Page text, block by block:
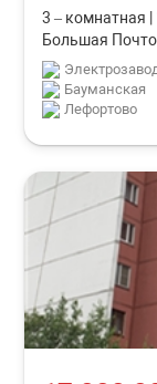
3 – комнатная
Большая
Бауманская
Лефортово